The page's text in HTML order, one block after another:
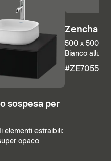
sospesa per
elementi estraibili:
opaco
Zencha
500 x 500
Bianco